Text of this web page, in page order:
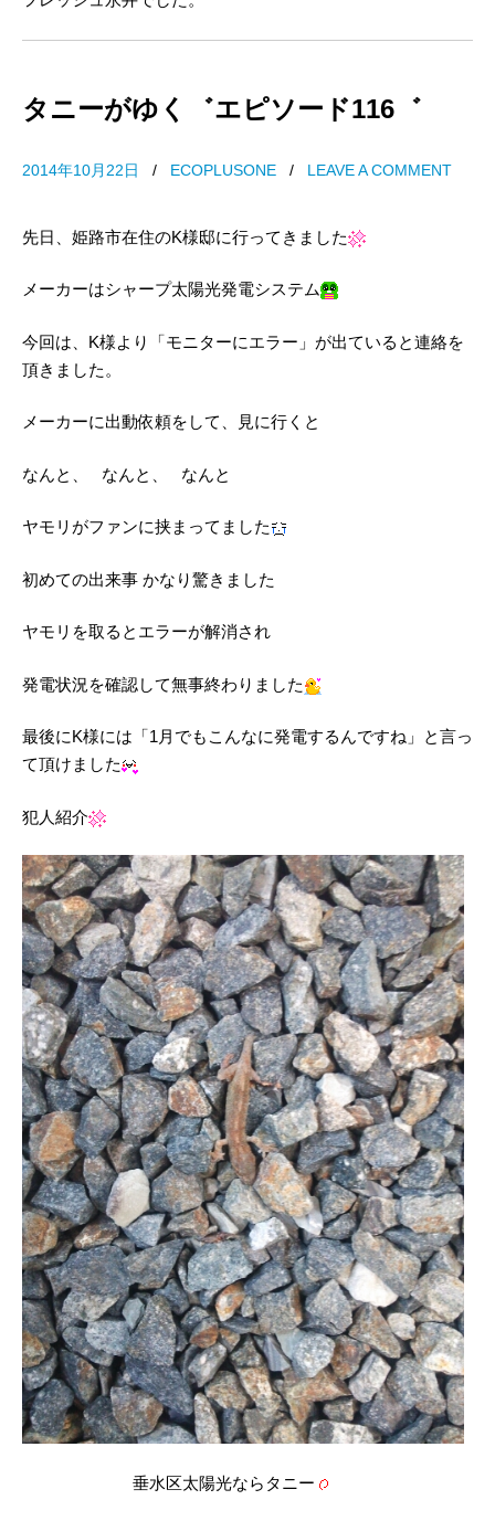
タニーがゆく゛エピソード116゛
2014年10月22日 / ECOPLUSONE / LEAVE A COMMENT
先日、姫路市在住のK様邸に行ってきました
メーカーはシャープ太陽光発電システム
今回は、K様より「モニターにエラー」が出ていると連絡を
頂きました。
メーカーに出動依頼をして、見に行くと
なんと、 なんと、 なんと
ヤモリがファンに挟まってました
初めての出来事 かなり驚きました
ヤモリを取るとエラーが解消され
発電状況を確認して無事終わりました
最後にK様には「1月でもこんなに発電するんですね」と言っ
て頂けました
犯人紹介
垂水区太陽光ならタニー